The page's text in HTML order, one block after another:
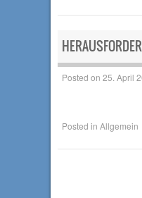
Posted on 25. April
Posted in Allgemein